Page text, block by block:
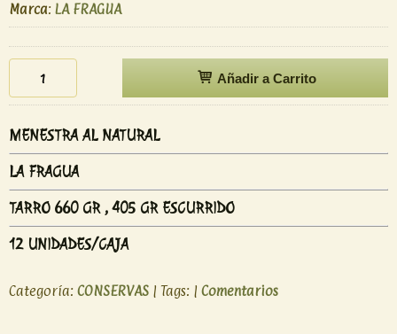
Marca: LA FRAGUA
Añadir a Carrito
MENESTRA AL NATURAL
LA FRAGUA
TARRO 660 GR , 405 GR ESCURRIDO
12 UNIDADES/CAJA
Categoría: CONSERVAS | Tags: | Comentarios